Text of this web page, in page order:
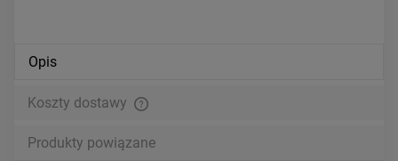
Opis
Koszty dostawy
Produkty powiązane